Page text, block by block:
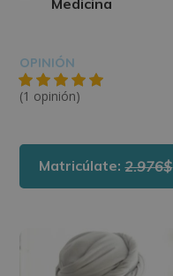
Medicina
OPINIÓN
(1 opinión)
Matricúlate:2.976$